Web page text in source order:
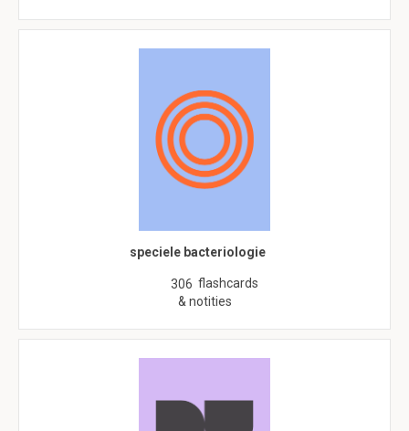
speciele bacteriologie
306 flashcards
& notities